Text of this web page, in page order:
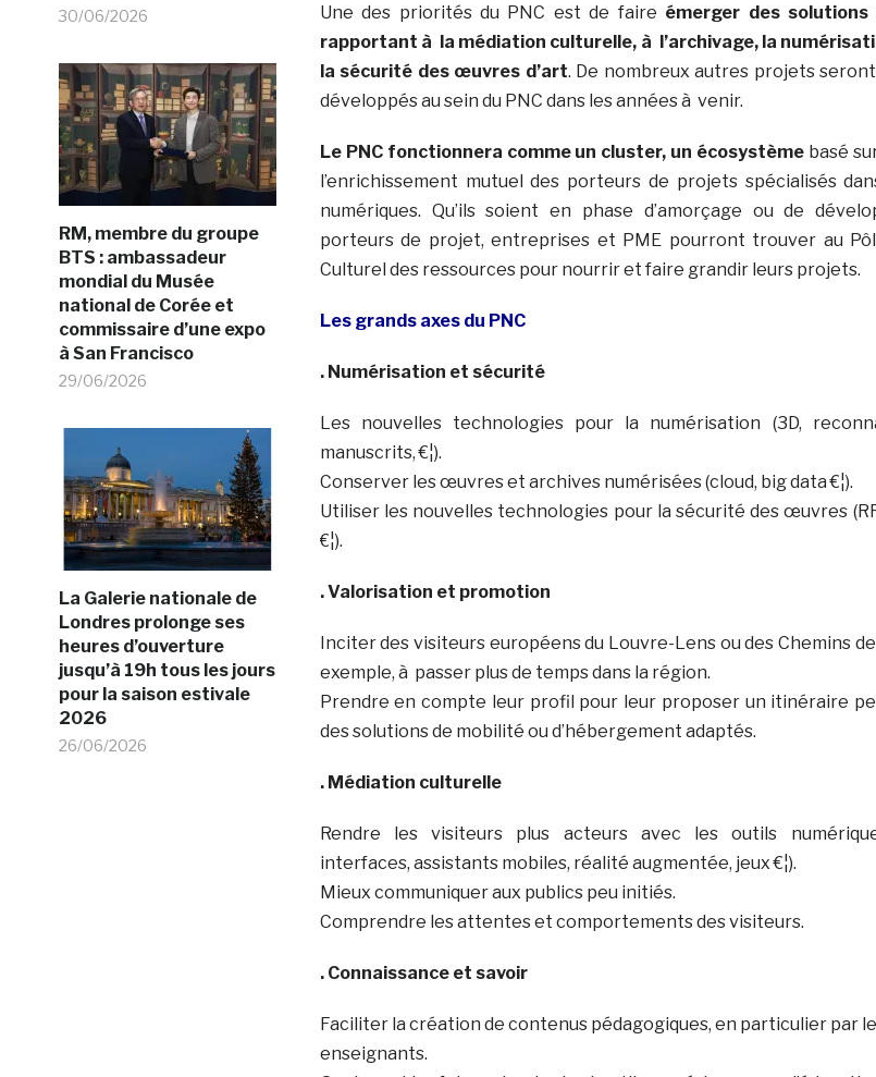
30/06/2026
RM, membre du groupe
BTS : ambassadeur
mondial du Musée
national de Corée et
commissaire d’une expo
à San Francisco
29/06/2026
La Galerie nationale de
Londres prolonge ses
heures d’ouverture
jusqu’à 19h tous les jours
pour la saison estivale
2026
26/06/2026
Une des priorités du PNC est de faire émerger des solutions
rapportant à la médiation culturelle, à l’archivage, la
la sécurité des œuvres d’art. De nombreux autres projets
développés au sein du PNC dans les années à venir.
Le PNC fonctionnera comme un cluster, un écosystème basé
l’enrichissement mutuel des porteurs de projets spécialisés
numériques. Qu’ils soient en phase d’amorçage ou de
porteurs de projet, entreprises et PME pourront trouver au
Culturel des ressources pour nourrir et faire grandir leurs projets.
Les grands axes du PNC
. Numérisation et sécurité
Les nouvelles technologies pour la numérisation (3D,
manuscrits, €¦).
Conserver les œuvres et archives numérisées (cloud, big data €¦).
Utiliser les nouvelles technologies pour la sécurité des œuvres
€¦).
. Valorisation et promotion
Inciter des visiteurs européens du Louvre-Lens ou des Chemins
exemple, à passer plus de temps dans la région.
Prendre en compte leur profil pour leur proposer un itinéraire
des solutions de mobilité ou d’hébergement adaptés.
. Médiation culturelle
Rendre les visiteurs plus acteurs avec les outils
interfaces, assistants mobiles, réalité augmentée, jeux €¦).
Mieux communiquer aux publics peu initiés.
Comprendre les attentes et comportements des visiteurs.
. Connaissance et savoir
Faciliter la création de contenus pédagogiques, en particulier par
enseignants.